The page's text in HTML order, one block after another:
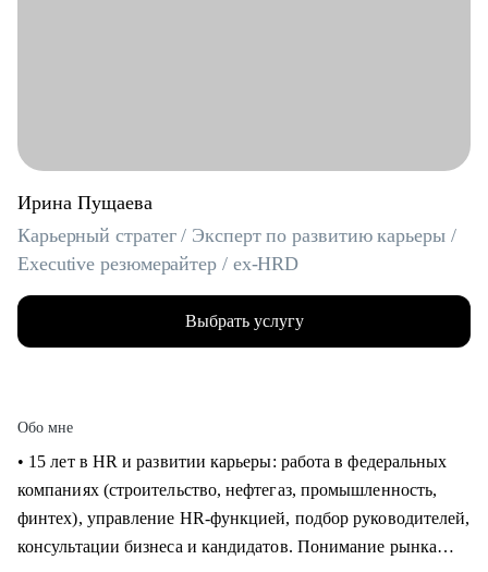
Ирина Пущаева
Карьерный стратег / Эксперт по развитию карьеры /
Executive резюмерайтер / ex-HRD
Выбрать услугу
Обо мне
• 15 лет в HR и развитии карьеры: работа в федеральных
компаниях (строительство, нефтегаз, промышленность,
финтех), управление HR-функцией, подбор руководителей,
консультации бизнеса и кандидатов. Понимание рынка